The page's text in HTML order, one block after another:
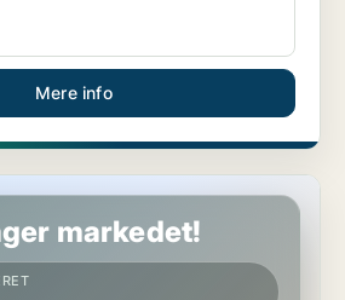
Mere info
markedet!